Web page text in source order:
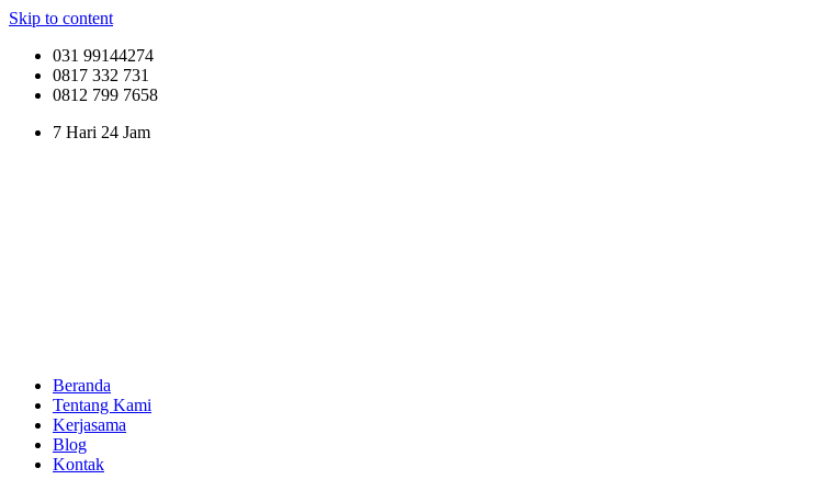
Skip to content
031 99144274
0817 332 731
0812 799 7658
7 Hari 24 Jam
Beranda
Tentang Kami
Kerjasama
Blog
Kontak